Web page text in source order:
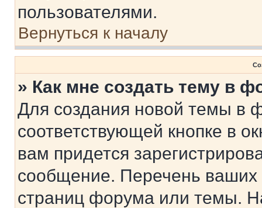
пользователями.
Вернуться к началу
» Как мне создать тему в
Для создания новой темы в
соответствующей кнопке в
вам придется
сообщение. Перечень ваших
страниц форума или темы.